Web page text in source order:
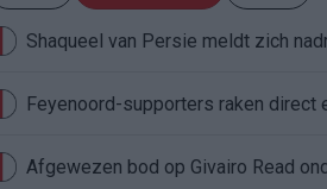
Shaqueel van Persie meldt zich
Feyenoord-supporters raken direct